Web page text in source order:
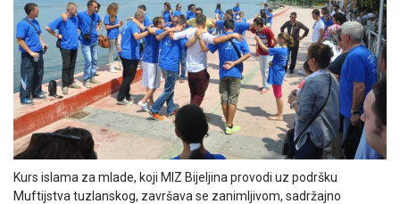
Kurs islama za mlade, koji MIZ Bijeljina provodi uz podršku
Muftijstva tuzlanskog, završava se zanimljivom, sadržajno